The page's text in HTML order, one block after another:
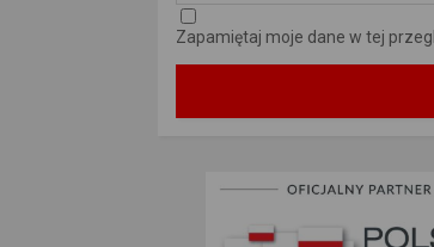
Zapamiętaj moje dane w tej